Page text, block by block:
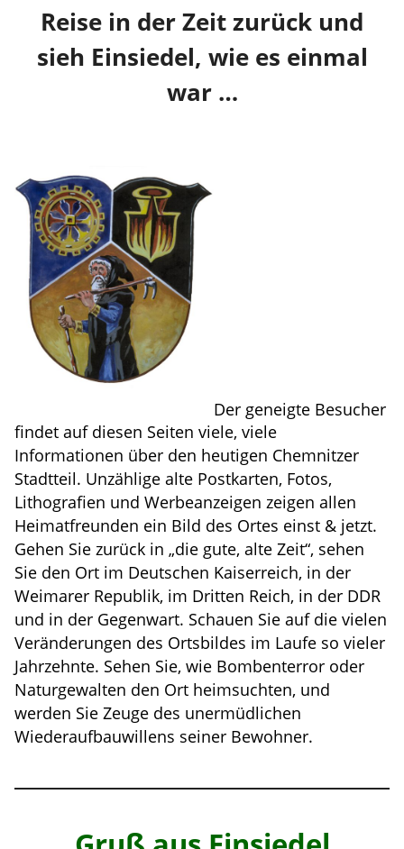
Reise in der Zeit zurück und
sieh Einsiedel, wie es einmal
war …
Der geneigte Besucher
findet auf diesen Seiten viele, viele
Informationen über den heutigen Chemnitzer
Stadtteil. Unzählige alte Postkarten, Fotos,
Lithografien und Werbeanzeigen zeigen allen
Heimatfreunden ein Bild des Ortes einst & jetzt.
Gehen Sie zurück in „die gute, alte Zeit“, sehen
Sie den Ort im Deutschen Kaiserreich, in der
Weimarer Republik, im Dritten Reich, in der DDR
und in der Gegenwart. Schauen Sie auf die vielen
Veränderungen des Ortsbildes im Laufe so vieler
Jahrzehnte. Sehen Sie, wie Bombenterror oder
Naturgewalten den Ort heimsuchten, und
werden Sie Zeuge des unermüdlichen
Wiederaufbauwillens seiner Bewohner.